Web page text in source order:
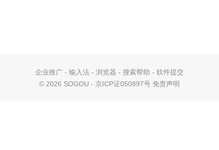
企业推广 - 输入法 - 浏览器 - 搜索帮助 - 软件提交
© 2026 SOGOU - 京ICP证050897号 免责声明